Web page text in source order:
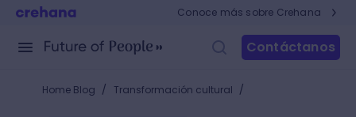
Conoce más sobre Crehana
Contáctanos
Home Blog / Transformación cultural /